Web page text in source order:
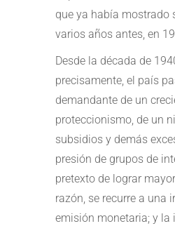
que ya había mostrado
varios años antes, en
Desde la década de
precisamente, el país
demandante de un
proteccionismo, de un
subsidios y demás
presión de grupos de
pretexto de lograr
razón, se recurre a una
emisión monetaria; y la